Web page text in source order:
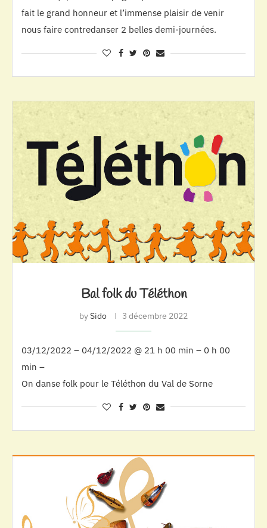
fait le grand honneur et l’immense plaisir de venir
nous faire contredanser 2 belles demi-journées.
Bal folk du Téléthon
bySido 3 décembre 2022
03/12/2022 – 04/12/2022 @ 21 h 00 min – 0 h 00
min –
On danse folk pour le Téléthon du Val de Sorne